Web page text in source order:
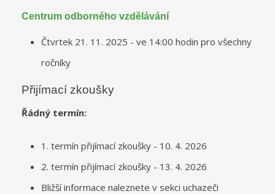
Centrum odborného vzdělávání
Čtvrtek 21. 11. 2025 - ve 14:00 hodin pro všechny
ročníky
Přijímací zkoušky
Řádný termín:
1. termín přijímací zkoušky - 10. 4. 2026
2. termín přijímací zkoušky - 13. 4. 2026
Bližší informace naleznete v sekci uchazeči